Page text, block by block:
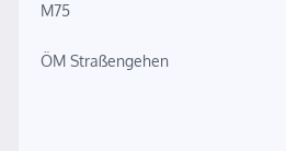
M75
ÖM Straßengehen